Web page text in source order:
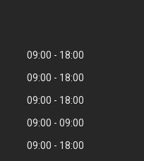
09:00
18:00
09:00
18:00
09:00
18:00
09:00
09:00
09:00
18:00